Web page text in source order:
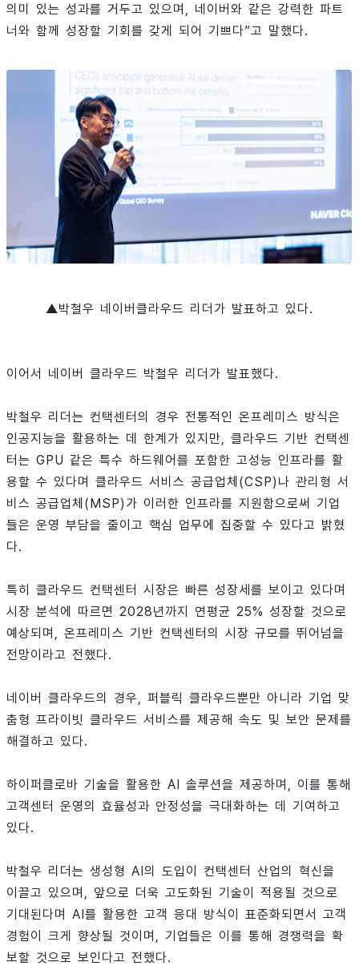
의미 있는 성과를 거두고 있으며, 네이버와 같은 강력한 파트
너와 함께 성장할 기회를 갖게 되어 기쁘다”고 말했다.
▲박철우 네이버클라우드 리더가 발표하고 있다.
이어서 네이버 클라우드 박철우 리더가 발표했다.
박철우 리더는 컨택센터의 경우 전통적인 온프레미스 방식은
인공지능을 활용하는 데 한계가 있지만, 클라우드 기반 컨택센
터는 GPU 같은 특수 하드웨어를 포함한 고성능 인프라를 활
용할 수 있다며 클라우드 서비스 공급업체(CSP)나 관리형 서
비스 공급업체(MSP)가 이러한 인프라를 지원함으로써 기업
들은 운영 부담을 줄이고 핵심 업무에 집중할 수 있다고 밝혔
다.
특히 클라우드 컨택센터 시장은 빠른 성장세를 보이고 있다며
시장 분석에 따르면 2028년까지 연평균 25% 성장할 것으로
예상되며, 온프레미스 기반 컨택센터의 시장 규모를 뛰어넘을
전망이라고 전했다.
네이버 클라우드의 경우, 퍼블릭 클라우드뿐만 아니라 기업 맞
춤형 프라이빗 클라우드 서비스를 제공해 속도 및 보안 문제를
해결하고 있다.
하이퍼클로바 기술을 활용한 AI 솔루션을 제공하며, 이를 통해
고객센터 운영의 효율성과 안정성을 극대화하는 데 기여하고
있다.
박철우 리더는 생성형 AI의 도입이 컨택센터 산업의 혁신을
이끌고 있으며, 앞으로 더욱 고도화된 기술이 적용될 것으로
기대된다며 AI를 활용한 고객 응대 방식이 표준화되면서 고객
경험이 크게 향상될 것이며, 기업들은 이를 통해 경쟁력을 확
보할 것으로 보인다고 전했다.